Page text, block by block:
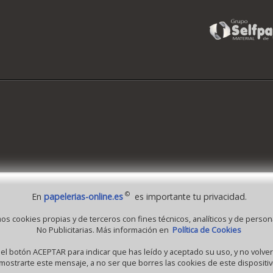
- 2026 Grupo Selfpaper. Todos los derechos reservados
online.es, y las webs de ©gruposelfpaper.org están gestionadas, y son propiedad de :
Self-Paper, S.L. - C.I.F. B97233654, inscrita en el Registro Mercantil de Valencia (
Tomo 7263, Libro 4565, Folio 1, Sección 8, Hoja V-85203.
En papelerias-online.es©es importante tu privacidad.
cookies propias y de terceros con fines técnicos, analíticos y de
No Publicitarias. Más información enPolítica de Cookies
botón ACEPTAR para indicar que has leído y aceptado su uso, y no
mostrarte este mensaje, a no ser que borres las cookies de este